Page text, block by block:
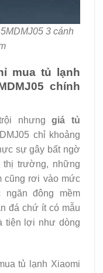
3 cánh
mua tủ lạnh
chính
nhưnggiá tủ
chỉ khoảng
sự gây bất ngờ
trường, những
cũng rơi vào mức
đông mềm
đá chứ ít có mẫu
tiện lợi như dòng
tủ lạnh Xiaomi